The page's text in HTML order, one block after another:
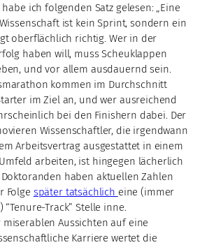
ich folgenden Satz gelesen: „Eine
ist kein Sprint, sondern ein
oberflächlich richtig. Wer in der
haben will, muss Scheuklappen
und vor allem ausdauernd sein.
kommen im Durchschnitt
im Ziel an, und wer ausreichend
bei den Finishern dabei. Der
Wissenschaftler, die irgendwann
Arbeitsvertrag ausgestattet in einem
arbeiten, ist hingegen lächerlich
haben aktuellen Zahlen
Folge später tatsächlich eine (immer
Track” Stelle inne.
miserablen Aussichten auf eine
Karriere wertet die